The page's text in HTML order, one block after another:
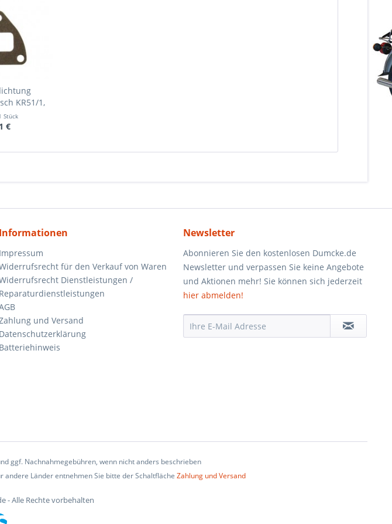
KR51/1,
...
Stück
€
Informationen
Impressum
für den Verkauf von Waren
Dienstleistungen /
Reparaturdienstleistungen
und Versand
Datenschutzerklärung
Batteriehinweis
Newsletter
Abonnieren Sie den kostenlosen Dumcke.de
Newsletter und verpassen Sie keine Angebote
und Aktionen mehr! Sie können sich jederzeit
hier abmelden!
ggf. Nachnahmegebühren, wenn nicht anders beschrieben
Länder entnehmen Sie bitte der Schaltfläche Zahlung und Versand
- Alle Rechte vorbehalten